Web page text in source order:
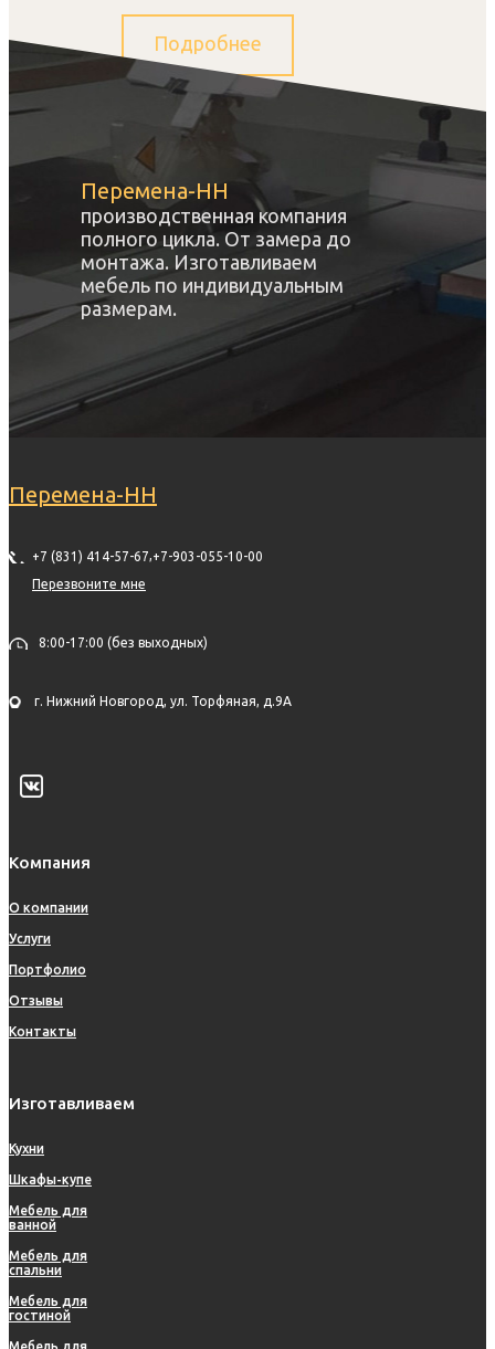
Подробнее
Перемена-НН
производственная компания
полного цикла. От замера до
монтажа. Изготавливаем
мебель по индивидуальным
размерам.
Перемена-НН
+7 (831) 414-57-67,+7-903-055-10-00
Перезвоните мне
8:00-17:00 (без выходных)
г. Нижний Новгород, ул. Торфяная, д.9А
Компания
О компании
Услуги
Портфолио
Отзывы
Контакты
Изготавливаем
Кухни
Шкафы-купе
Мебель для
ванной
Мебель для
спальни
Мебель для
гостиной